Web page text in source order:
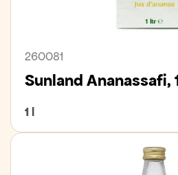
260081
Sunland Ananassafi,
1 l